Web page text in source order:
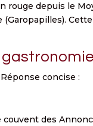
depuis le
(Garopapilles).
concise :
des